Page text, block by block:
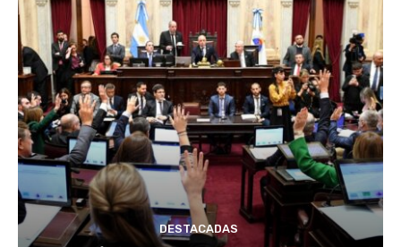
DESTACADAS